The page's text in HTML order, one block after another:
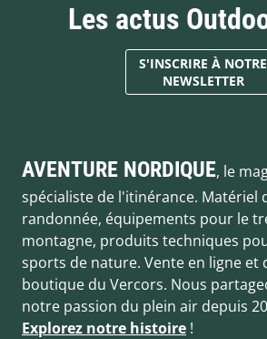
Les actus
S'INSCRIRE À NOTRE
NEWSLETTER
AVENTURE NORDIQUE, le
spécialiste de l'itinérance. Matériel
randonnée, équipements pour le
montagne, produits techniques
sports de nature. Vente en ligne et
boutique du Vercors. Nous
notre passion du plein air depuis
Explorez notre histoire !